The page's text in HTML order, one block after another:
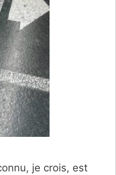
je crois, est